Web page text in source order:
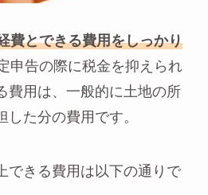
費とできる費用をしっかり
申告の際に税金を抑えられ
費用は、一般的に土地の所
した分の費用です。
できる費用は以下の通りで